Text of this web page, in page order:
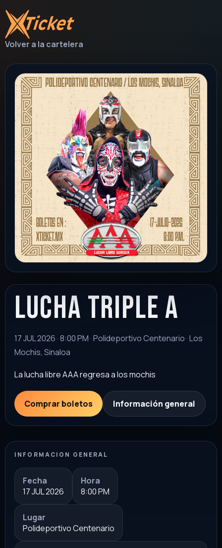
Volver a la cartelera
lucha triple a
17 JUL 2026 · 8:00 PM · Polideportivo Centenario · Los
Mochis, Sinaloa
La lucha libre AAA regresa a los mochis
Comprar boletos Información general
INFORMACION GENERAL
Fecha
17 JUL 2026
Hora
8:00 PM
Lugar
Polideportivo Centenario